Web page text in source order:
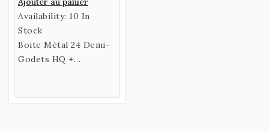
Availability: 10 In
Stock
Boite Métal 24 Demi-
Godets HQ +